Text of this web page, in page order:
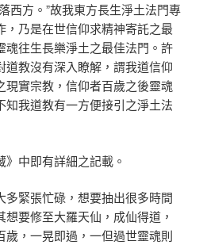
西方。”故我東方長生淨土法門專
，乃是在世信仰求精神寄託之最
魂往生長樂淨土之最佳法門。許
道教沒有深入瞭解，謂我道信仰
現實宗教，信仰者百歲之後靈魂
知我道教有一方便接引之淨土法
中即有詳細之記載。
多緊張忙碌，想要抽出很多時間
要修至大羅天仙，成仙得道，
歲，一晃即過，一但過世靈魂則